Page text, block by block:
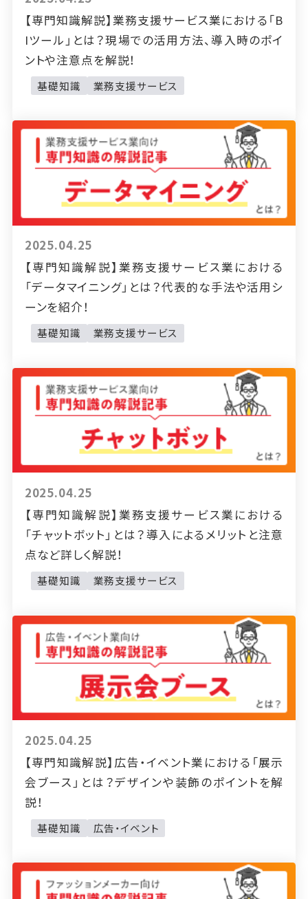
【専門知識解説】業務支援サービス業における「B
Iツール」とは？現場での活用方法、導入時のポイ
ントや注意点を解説！
基礎知識 業務支援サービス
2025.04.25
【専門知識解説】業務支援サービス業における
「データマイニング」とは？代表的な手法や活用シ
ーンを紹介！
基礎知識 業務支援サービス
2025.04.25
【専門知識解説】業務支援サービス業における
「チャットボット」とは？導入によるメリットと注意
点など詳しく解説！
基礎知識 業務支援サービス
2025.04.25
【専門知識解説】広告・イベント業における「展示
会ブース」とは？デザインや装飾のポイントを解
説！
基礎知識 広告・イベント